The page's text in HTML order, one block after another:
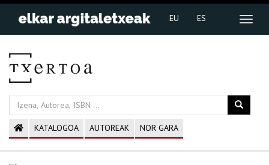
EU ES
KATALOGOA AUTOREAK NOR GARA